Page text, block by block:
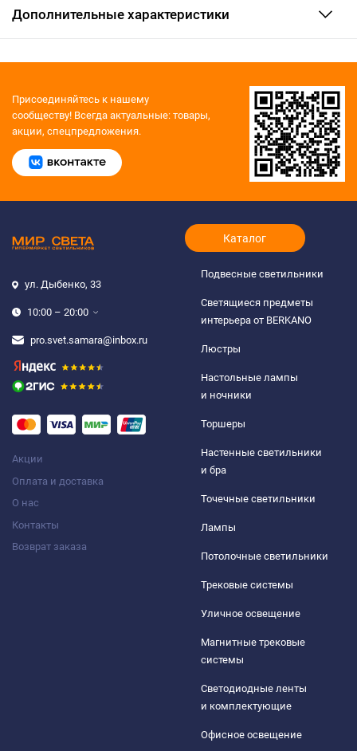
Дополнительные характеристики
Присоединяйтесь к нашему
сообществу! Всегда актуальные: товары,
акции, спецпредложения.
ул. Дыбенко, 33
10:00 – 20:00
pro.svet.samara@inbox.ru
Акции
Оплата и доставка
О нас
Контакты
Возврат заказа
Каталог
Подвесные светильники
Светящиеся предметы
интерьера от BERKANO
Люстры
Настольные лампы
и ночники
Торшеры
Настенные светильники
и бра
Точечные светильники
Лампы
Потолочные светильники
Трековые системы
Уличное освещение
Магнитные трековые
системы
Светодиодные ленты
и комплектующие
Офисное освещение